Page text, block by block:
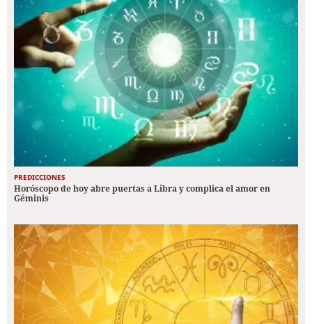
PREDICCIONES
Horóscopo de hoy abre puertas a Libra y complica el amor en
Géminis